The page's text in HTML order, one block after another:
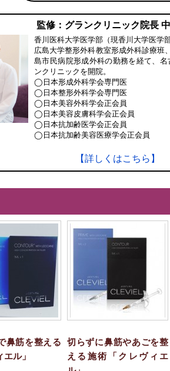
監修：グランクリニック院長
香川医科大学医学部（現香川大学医学
広島大学整形外科教室形成外科診療班
島市民病院形成外科の勤務を経て、
ンクリニックを開院。
◯日本形成外科学会専門医
◯日本整形外科学会専門医
◯日本美容外科学会正会員
◯日本美容皮膚科学会正会員
◯日本抗加齢医学会正会員
◯日本抗加齢美容医療学会正会員
【詳しくはこちら】
鼻筋を整える
エル」
切らずに鼻筋やあごを整
える施術「クレヴィエ